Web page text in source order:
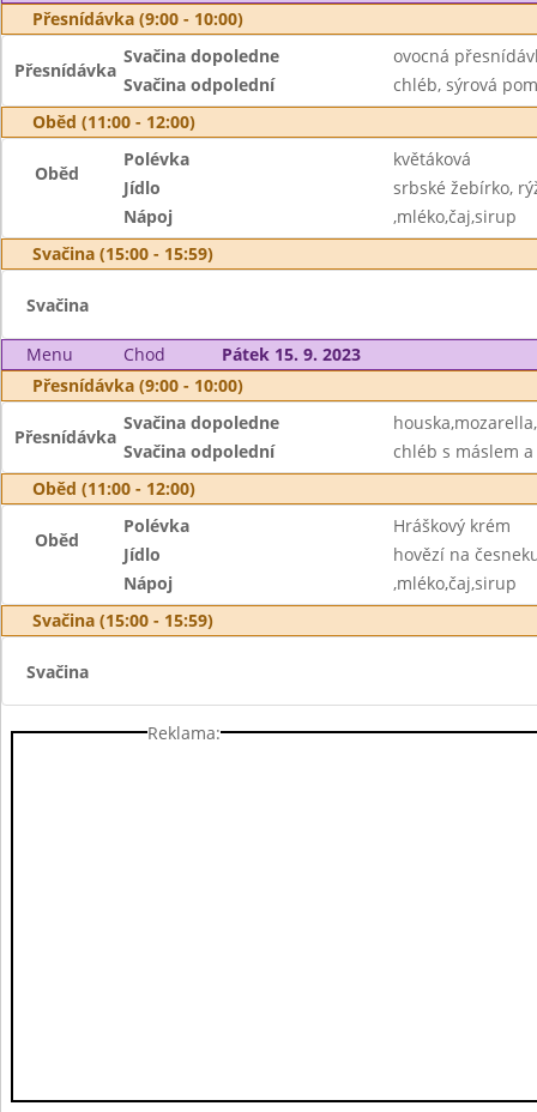
Přesnídávka (9:00 - 10:00)
Přesnídávka
Svačina dopoledne
ovocná
Svačina odpolední
chléb, sýrová
Oběd (11:00 - 12:00)
Oběd
Polévka
květáková
Jídlo
srbské žebírko,
Nápoj
,mléko,čaj,sirup
Svačina (15:00 - 15:59)
Svačina
Menu Chod
Pátek 15. 9. 2023
Přesnídávka (9:00 - 10:00)
Přesnídávka
Svačina dopoledne
Svačina odpolední
chléb s máslem
Oběd (11:00 - 12:00)
Oběd
Polévka
Hráškový krém
Jídlo
hovězí na
Nápoj
,mléko,čaj,sirup
Svačina (15:00 - 15:59)
Svačina
Reklama: